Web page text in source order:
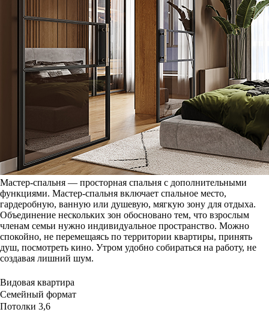
Мастер-спальня — просторная спальня с дополнительными
функциями. Мастер-спальня включает спальное место,
гардеробную, ванную или душевую, мягкую зону для отдыха.
Объединение нескольких зон обосновано тем, что взрослым
членам семьи нужно индивидуальное пространство. Можно
спокойно, не перемещаясь по территории квартиры, принять
душ, посмотреть кино. Утром удобно собираться на работу, не
создавая лишний шум.
Видовая квартира
Семейный формат
Потолки 3,6